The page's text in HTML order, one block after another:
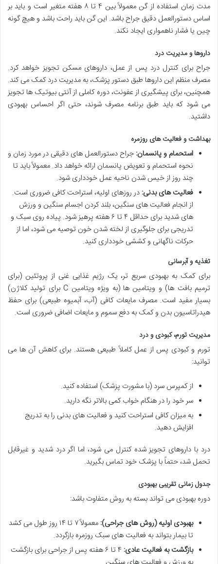
مدت زمان استفاده از گن معمولاً بین ۴ تا ۸ هفته متغیر است و باید بر
اساس دستورالعمل دقیق جراح باشد. این گن باید راحت باشد و هیچ گونه
چین یا فشار ناهمواری ایجاد نکند.
داروها و مدیریت درد
جراح برای کنترل درد پس از عمل، داروهای مسکن تجویز خواهد کرد.
مصرف منظم این داروها طبق دستور پزشک، به مدیریت درد کمک می کند.
همچنین، برای پیشگیری از عفونت، دوره کاملی از آنتی بیوتیک ها تجویز
می شود که باید طبق برنامه مصرف شوند، حتی اگر احساس بهبودی
داشتید.
بهداشت و فعالیت های روزمره
استحمام و پانسمان: جراح دستورالعمل های دقیقی در مورد زمان و
نحوه استحمام و تعویض پانسمان ارائه خواهد داد. معمولاً باید تا
چند روز از خیس شدن ناحیه عمل خودداری شود.
فعالیت های بدنی: در روزهای اولیه، استراحت کافی ضروری است.
از انجام فعالیت های سنگین، بلند کردن اجسام سنگین و ورزش
های شدید برای حداقل ۴ تا ۶ هفته پرهیز شود. پیاده روی سبک و
تدریجی برای جلوگیری از لخته شدن خون توصیه می شود، اما از
حرکات ناگهانی و کششی خودداری کنید.
تغذیه و آبرسانی
برای کمک به بهبودی سریع تر، یک رژیم غذایی غنی از پروتئین (برای
ترمیم بافت ها) و ویتامین ها (به ویژه ویتامین C برای تولید کلاژن)
بسیار مفید است. مصرف مایعات کافی (آب، آبمیوه طبیعی) برای حفظ
هیدراتاسیون بدن و کمک به دفع سموم و مایعات اضافی ضروری است.
مدیریت تورم، کبودی و درد
تورم و کبودی پس از عمل کاملاً طبیعی هستند. برای کاهش آن ها می
توانید:
از کمپرس سرد (با مشورت پزشک) استفاده کنید.
سر خود را در هنگام خواب کمی بالاتر نگه دارید.
به میزان کافی استراحت کنید و فعالیت های بدنی را به تدریج
افزایش دهید.
درد با داروهای تجویز شده کنترل می شود، اما اگر درد شدید و غیرقابل
تحمل شد، حتماً با پزشک خود تماس بگیرید.
جدول زمانی تقریبی بهبودی
دوره بهبودی می تواند بسته به روش متفاوت باشد:
بهبودی اولیه (روش های جراحی):
معمولاً ۷ تا ۱۴ روز طول می کشد
تا بیمار بتواند به فعالیت های سبک روزمره بازگردد.
بازگشت به فعالیت عادی:
۴ تا ۶ هفته پس از جراحی برای بازگشت